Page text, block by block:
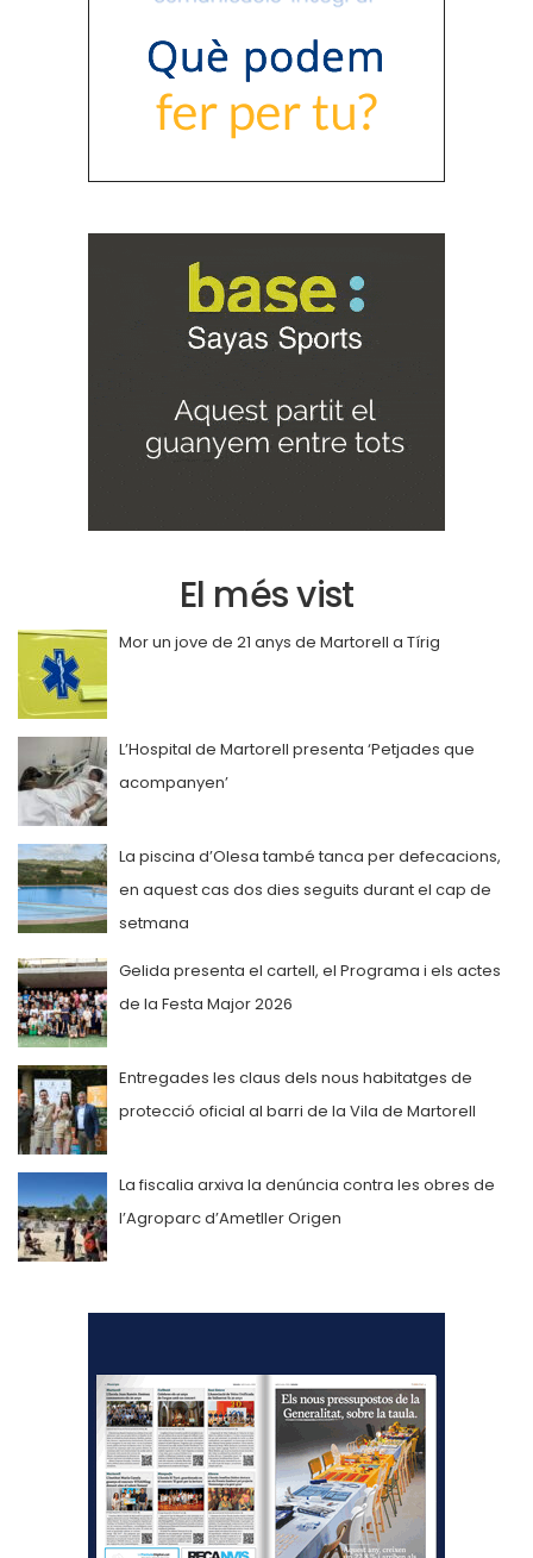
El més vist
Mor un jove de 21 anys de Martorell a Tírig
L’Hospital de Martorell presenta ‘Petjades que
acompanyen’
La piscina d’Olesa també tanca per defecacions,
en aquest cas dos dies seguits durant el cap de
setmana
Gelida presenta el cartell, el Programa i els actes
de la Festa Major 2026
Entregades les claus dels nous habitatges de
protecció oficial al barri de la Vila de Martorell
La fiscalia arxiva la denúncia contra les obres de
l’Agroparc d’Ametller Origen